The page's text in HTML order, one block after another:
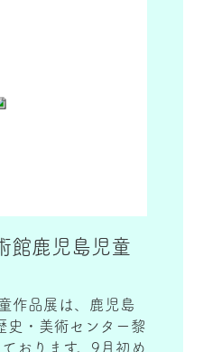
館鹿児島児童
作品展は、鹿児島
史・美術センター黎
おります。9月初め